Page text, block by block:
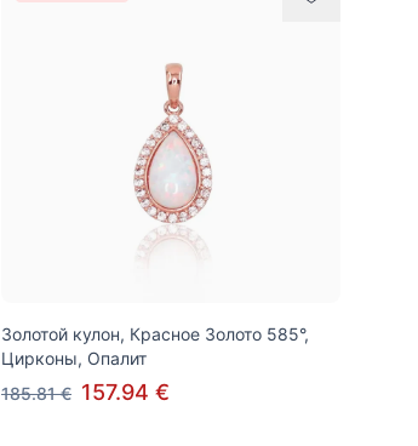
Золотой кулон, Красное Золото 585°,
Цирконы, Опалит
185.81 € 157.94 €